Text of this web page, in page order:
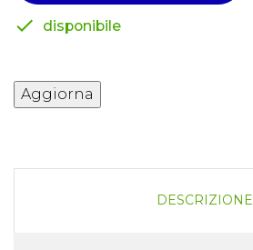
 disponibile
DESCRIZIONE